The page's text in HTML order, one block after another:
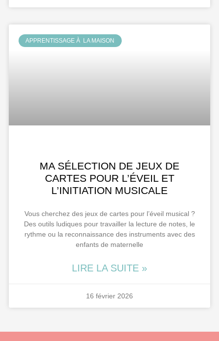
APPRENTISSAGE À LA MAISON
MA SÉLECTION DE JEUX DE
CARTES POUR L’ÉVEIL ET
L’INITIATION MUSICALE
Vous cherchez des jeux de cartes pour l’éveil musical ?
Des outils ludiques pour travailler la lecture de notes, le
rythme ou la reconnaissance des instruments avec des
enfants de maternelle
LIRE LA SUITE »
16 février 2026